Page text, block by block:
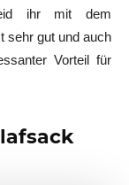
ihr mit dem
sehr gut und auch
Vorteil für